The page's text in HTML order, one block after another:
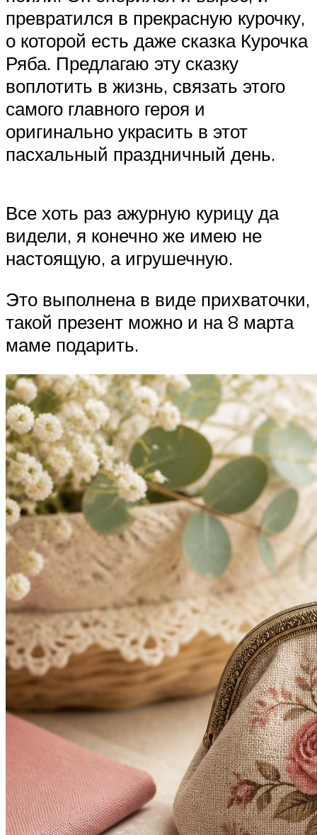
превратился в прекрасную курочку,
о которой есть даже сказка Курочка
Ряба. Предлагаю эту сказку
воплотить в жизнь, связать этого
самого главного героя и
оригинально украсить в этот
пасхальный праздничный день.
Все хоть раз ажурную курицу да
видели, я конечно же имею не
настоящую, а игрушечную.
Это выполнена в виде прихваточки,
такой презент можно и на 8 марта
маме подарить.